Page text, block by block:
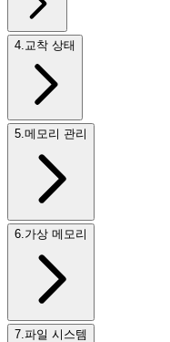
4 교착 상태
5 메모리 관리
6 가상 메모리
7 파일 시스템